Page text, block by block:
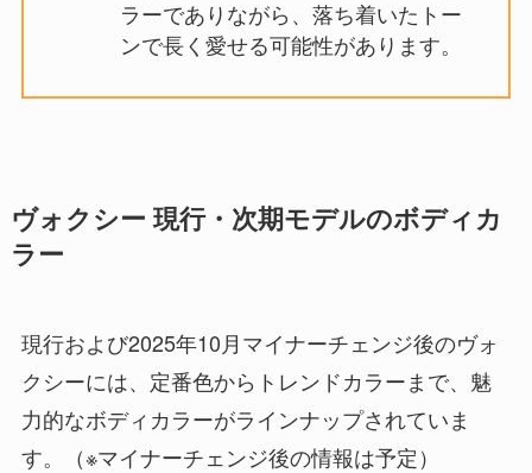
ラーでありながら、落ち着いたトー
ンで長く愛せる可能性があります。
ヴォクシー 現行・次期モデルのボディカ
ラー
現行および2025年10月マイナーチェンジ後のヴォ
クシーには、定番色からトレンドカラーまで、魅
力的なボディカラーがラインナップされていま
す。（※マイナーチェンジ後の情報は予定）